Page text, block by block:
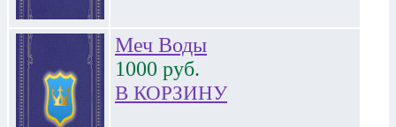
Меч Воды
1000 руб.
В КОРЗИНУ